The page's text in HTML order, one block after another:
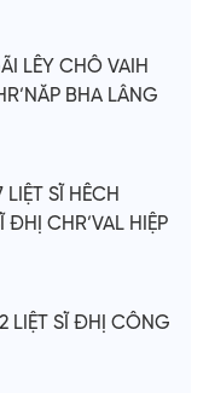
LÊY CHÔ VAIH
BHA LÂNG
SĨ HÊCH
ĐHỊ CHR’VAL HIỆP
LIỆT SĨ ĐHỊ CÔNG